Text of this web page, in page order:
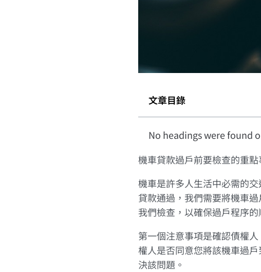
文章目錄
No headings were found
機車貸款過戶前要檢查的重
機車是許多人生活中必需的
貸款通過，我們需要將機車
我們檢查，以確保過戶程序的
第一個注意事項是確認債權
權人是否同意您將該機車過
決該問題。